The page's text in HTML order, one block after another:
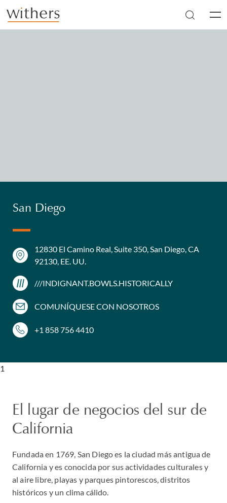
Skip to main content
San Diego
12830 El Camino Real, Suite 350, San Diego, CA
92130, EE. UU.
///INDIGNANT.BOWLS.HISTORICALLY
COMUNÍQUESE CON NOSOTROS
+1 858 756 4410
1
El lugar de negocios del sur de
California
Fundada en 1769, San Diego es la ciudad más antigua de
California y es conocida por sus actividades culturales y
al aire libre, playas y parques pintorescos, distritos
históricos y un clima cálido.